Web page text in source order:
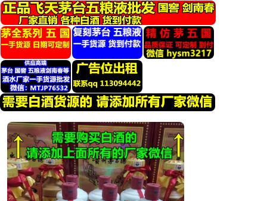
转
到
内
容